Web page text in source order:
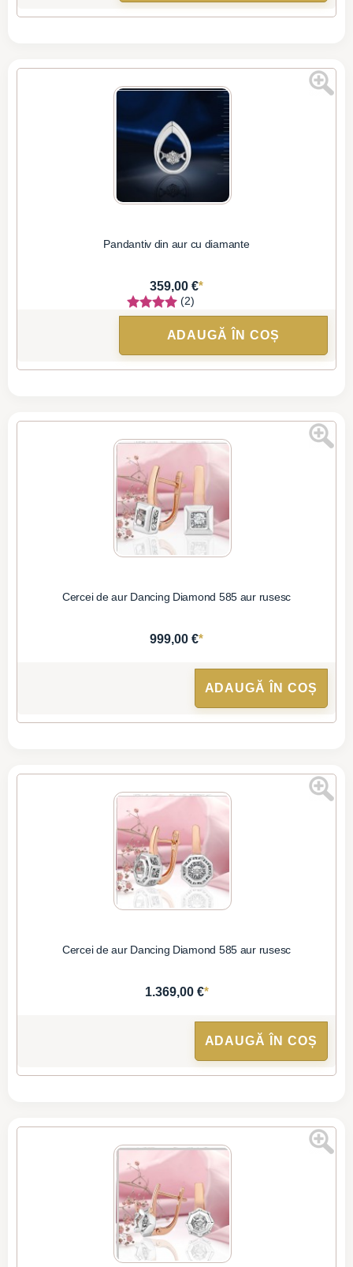
Pandantiv din aur cu diamante
359,00 €*
(2)
ADAUGĂ ÎN COȘ
Cercei de aur Dancing Diamond 585 aur rusesc
999,00 €*
ADAUGĂ ÎN COȘ
Cercei de aur Dancing Diamond 585 aur rusesc
1.369,00 €*
ADAUGĂ ÎN COȘ